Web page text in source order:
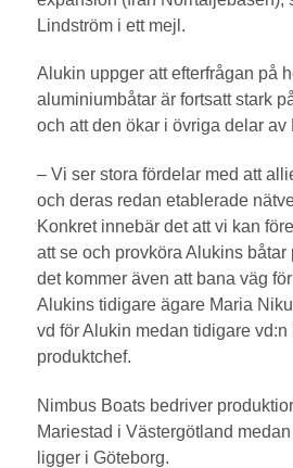
Lindström i ett mejl.
Alukin uppger att efterfrågan på
aluminiumbåtar är fortsatt stark
och att den ökar i övriga delar av
– Vi ser stora fördelar med att
och deras redan etablerade
Konkret innebär det att vi kan
att se och provköra Alukins båtar
det kommer även att bana väg
Alukins tidigare ägare Maria
vd för Alukin medan tidigare
produktchef.
Nimbus Boats bedriver
Mariestad i Västergötland
ligger i Göteborg.